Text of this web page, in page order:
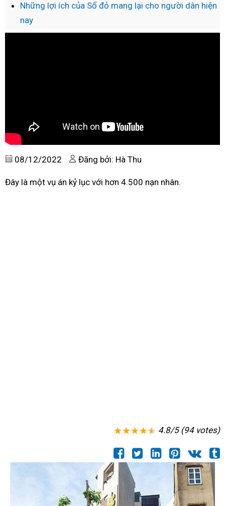
Những lợi ích của Sổ đỏ mang lại cho người dân hiện
nay
08/12/2022 Đăng bởi: Hà Thu
Đây là một vụ án kỷ lục với hơn 4.500 nạn nhân.
4.8/5 (94 votes)